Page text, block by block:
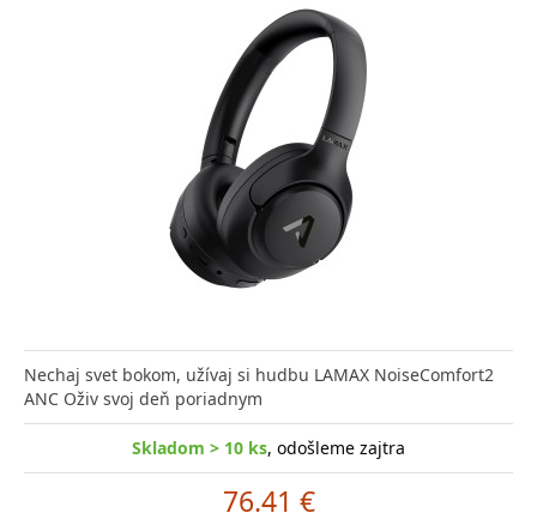
Nechaj svet bokom, užívaj si hudbu LAMAX NoiseComfort2
ANC Oživ svoj deň poriadnym
Skladom > 10 ks, odošleme zajtra
76.41 €